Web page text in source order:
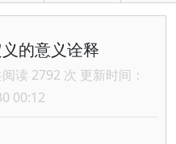
的意义诠释
读 2792 次 更新时间：
00:12